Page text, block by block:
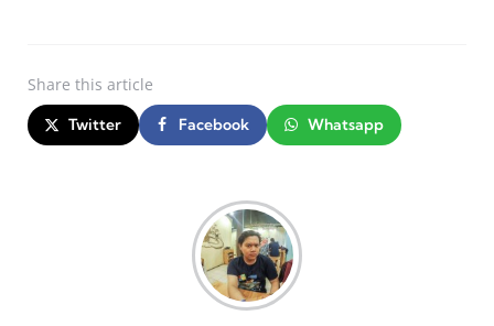
Share this article
Twitter Facebook Whatsapp